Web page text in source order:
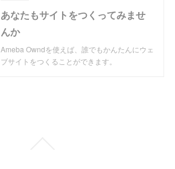
あなたもサイトをつくってみませ
んか
Ameba Owndを使えば、誰でもかんたんにウェ
ブサイトをつくることができます。